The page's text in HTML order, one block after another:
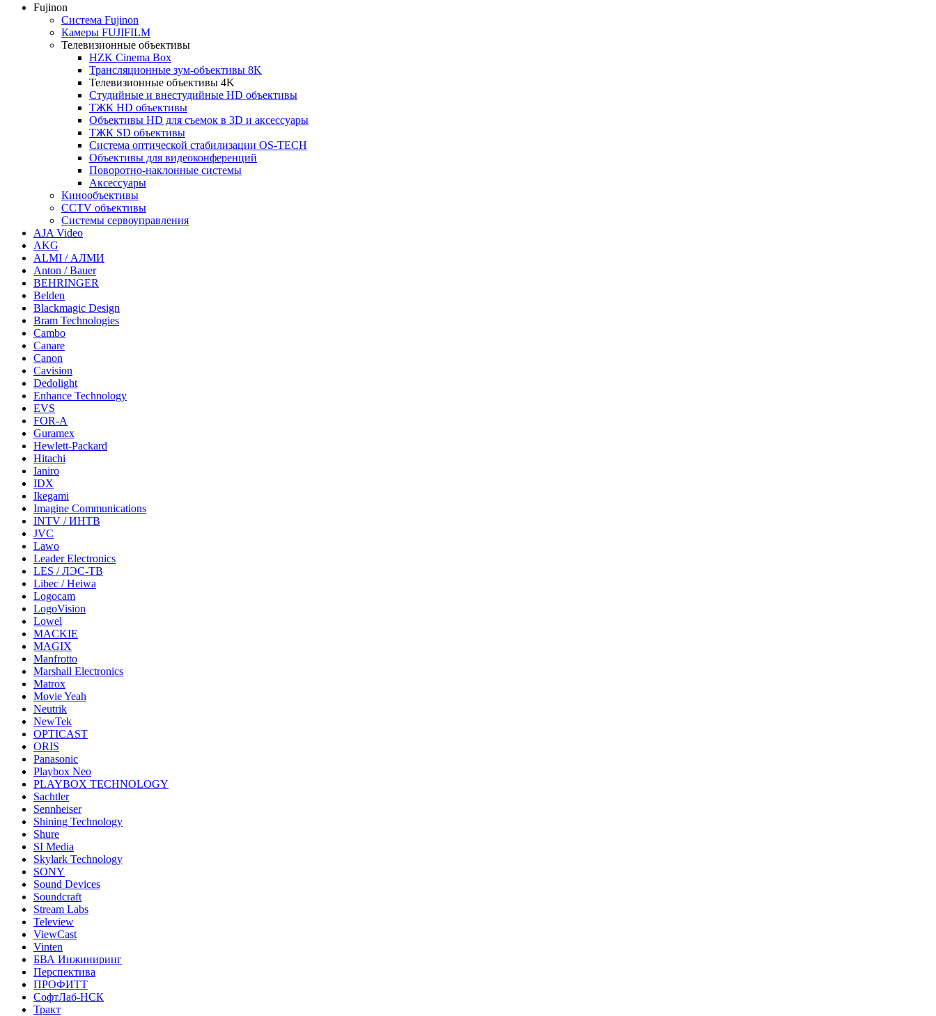
Fujinon
Система Fujinon
Камеры FUJIFILM
Телевизионные объективы
HZK Cinema Box
Трансляционные зум-объективы 8K
Телевизионные объективы 4K
Студийные и внестудийные HD объективы
ТЖК HD объективы
Объективы HD для съемок в 3D и аксессуары
ТЖК SD объективы
Система оптической стабилизации OS-TECH
Объективы для видеоконференций
Поворотно-наклонные системы
Аксессуары
Кинообъективы
CCTV объективы
Системы сервоуправления
AJA Video
AKG
ALMI / АЛМИ
Anton / Bauer
BEHRINGER
Belden
Blackmagic Design
Bram Technologies
Cambo
Canare
Canon
Cavision
Dedolight
Enhance Technology
EVS
FOR-A
Guramex
Hewlett-Packard
Hitachi
Ianiro
IDX
Ikegami
Imagine Communications
INTV / ИНТВ
JVC
Lawo
Leader Electronics
LES / ЛЭС-ТВ
Libec / Heiwa
Logocam
LogoVision
Lowel
MACKIE
MAGIX
Manfrotto
Marshall Electronics
Matrox
Movie Yeah
Neutrik
NewTek
OPTICAST
ORIS
Panasonic
Playbox Neo
PLAYBOX TECHNOLOGY
Sachtler
Sennheiser
Shining Technology
Shure
SI Media
Skylark Technology
SONY
Sound Devices
Soundcraft
Stream Labs
Teleview
ViewCast
Vinten
БВА Инжиниринг
Перспектива
ПРОФИТТ
СофтЛаб-НСК
Тракт